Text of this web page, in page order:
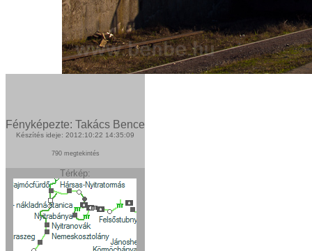
Fényképezte: Takács Bence
Készítés ideje: 2012:10:22 14:35:09
790 megtekintés
Térkép: